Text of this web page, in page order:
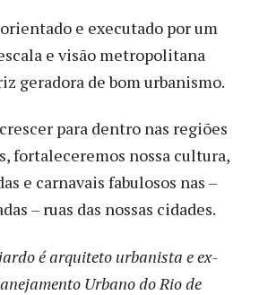
e executado por um
e visão metropolitana
geradora de bom urbanismo.
para dentro nas regiões
fortaleceremos nossa cultura,
e carnavais fabulosos nas –
– ruas das nossas cidades.
é arquiteto urbanista e ex-
Urbano do Rio de